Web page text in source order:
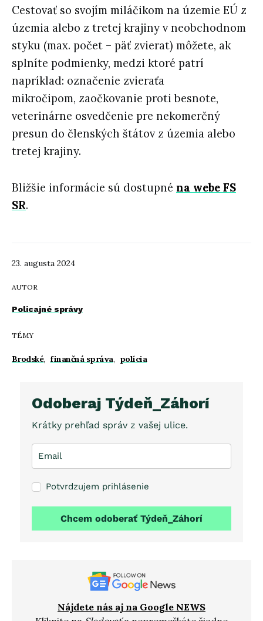
23. augusta 2024
AUTOR
Policajné správy
TÉMY
Brodské, finančná správa, polícia
Cestovať so svojím miláčikom na územie EÚ z
územia alebo z tretej krajiny v neobchodnom
styku (max. počet – päť zvierat) môžete, ak
splníte podmienky, medzi ktoré patrí
napríklad: označenie zvieraťa
mikročipom, zaočkovanie proti besnote,
veterinárne osvedčenie pre nekomerčný
presun do členských štátov z územia alebo
tretej krajiny.
Bližšie informácie sú dostupné na webe FS
SR.
Odoberaj Týdeň_Záhorí
Krátky prehľad správ z vašej ulice.
Potvrdzujem prihlásenie
Chcem odoberať Týdeň_Záhorí
Nájdete nás aj na Google NEWS